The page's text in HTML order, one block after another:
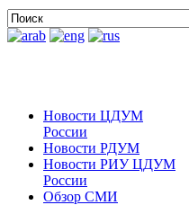
Новости ЦДУМ
России
Новости РДУМ
Новости РИУ ЦДУМ
России
Обзор СМИ